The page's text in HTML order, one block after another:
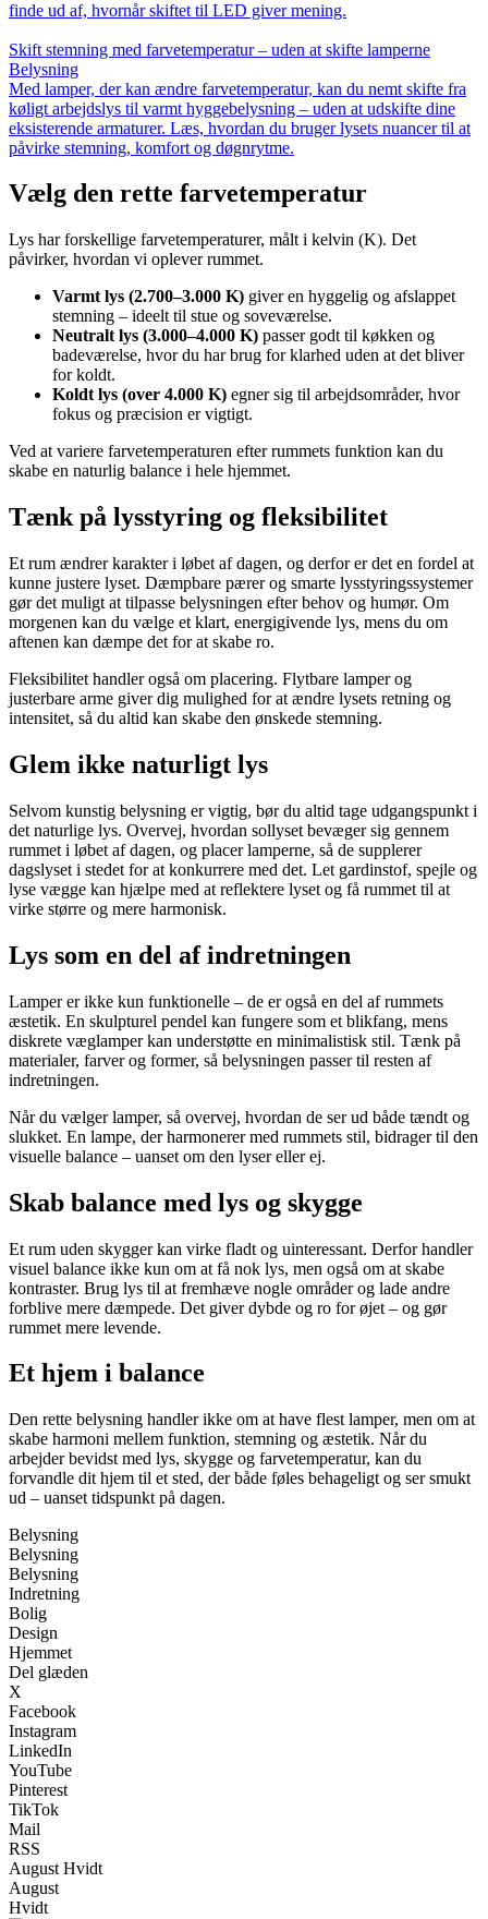
finde ud af, hvornår skiftet til LED giver mening.
Skift stemning med farvetemperatur – uden at skifte lamperne
Belysning
Med lamper, der kan ændre farvetemperatur, kan du nemt skifte fra
køligt arbejdslys til varmt hyggebelysning – uden at udskifte dine
eksisterende armaturer. Læs, hvordan du bruger lysets nuancer til at
påvirke stemning, komfort og døgnrytme.
Vælg den rette farvetemperatur
Lys har forskellige farvetemperaturer, målt i kelvin (K). Det
påvirker, hvordan vi oplever rummet.
Varmt lys (2.700–3.000 K) giver en hyggelig og afslappet
stemning – ideelt til stue og soveværelse.
Neutralt lys (3.000–4.000 K) passer godt til køkken og
badeværelse, hvor du har brug for klarhed uden at det bliver
for koldt.
Koldt lys (over 4.000 K) egner sig til arbejdsområder, hvor
fokus og præcision er vigtigt.
Ved at variere farvetemperaturen efter rummets funktion kan du
skabe en naturlig balance i hele hjemmet.
Tænk på lysstyring og fleksibilitet
Et rum ændrer karakter i løbet af dagen, og derfor er det en fordel at
kunne justere lyset. Dæmpbare pærer og smarte lysstyringssystemer
gør det muligt at tilpasse belysningen efter behov og humør. Om
morgenen kan du vælge et klart, energigivende lys, mens du om
aftenen kan dæmpe det for at skabe ro.
Fleksibilitet handler også om placering. Flytbare lamper og
justerbare arme giver dig mulighed for at ændre lysets retning og
intensitet, så du altid kan skabe den ønskede stemning.
Glem ikke naturligt lys
Selvom kunstig belysning er vigtig, bør du altid tage udgangspunkt i
det naturlige lys. Overvej, hvordan sollyset bevæger sig gennem
rummet i løbet af dagen, og placer lamperne, så de supplerer
dagslyset i stedet for at konkurrere med det. Let gardinstof, spejle og
lyse vægge kan hjælpe med at reflektere lyset og få rummet til at
virke større og mere harmonisk.
Lys som en del af indretningen
Lamper er ikke kun funktionelle – de er også en del af rummets
æstetik. En skulpturel pendel kan fungere som et blikfang, mens
diskrete væglamper kan understøtte en minimalistisk stil. Tænk på
materialer, farver og former, så belysningen passer til resten af
indretningen.
Når du vælger lamper, så overvej, hvordan de ser ud både tændt og
slukket. En lampe, der harmonerer med rummets stil, bidrager til den
visuelle balance – uanset om den lyser eller ej.
Skab balance med lys og skygge
Et rum uden skygger kan virke fladt og uinteressant. Derfor handler
visuel balance ikke kun om at få nok lys, men også om at skabe
kontraster. Brug lys til at fremhæve nogle områder og lade andre
forblive mere dæmpede. Det giver dybde og ro for øjet – og gør
rummet mere levende.
Et hjem i balance
Den rette belysning handler ikke om at have flest lamper, men om at
skabe harmoni mellem funktion, stemning og æstetik. Når du
arbejder bevidst med lys, skygge og farvetemperatur, kan du
forvandle dit hjem til et sted, der både føles behageligt og ser smukt
ud – uanset tidspunkt på dagen.
Belysning
Belysning
Belysning
Indretning
Bolig
Design
Hjemmet
Del glæden
X
Facebook
Instagram
LinkedIn
YouTube
Pinterest
TikTok
Mail
RSS
August Hvidt
August
Hvidt